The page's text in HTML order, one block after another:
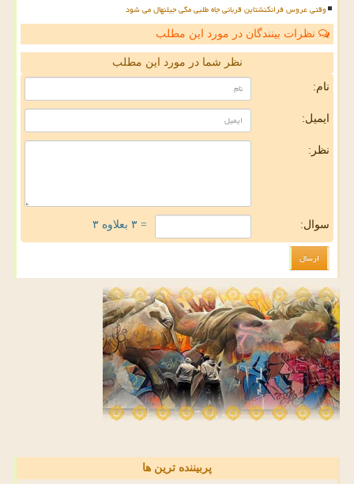
وقتی عروس فرانکنشتاین قربانی جاه طلبی مگی جیلنهال می شود
نظرات بینندگان در مورد این مطلب
نظر شما در مورد این مطلب
نام:
ایمیل:
نظر:
سوال: = ۳ بعلاوه ۳
پربیننده ترین ها